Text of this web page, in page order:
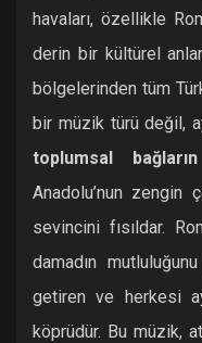
havaları, özellikle
derin bir kültürel
bölgelerinden tüm
bir müzik türü değil,
toplumsal
Anadolu’nun zengin
sevincini fısıldar.
damadın
getiren ve herkesi
köprüdür. Bu müzik,